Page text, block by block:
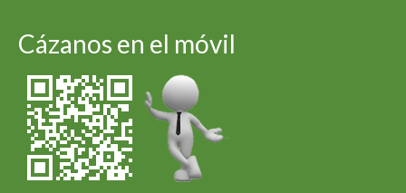
Cázanos en el móvil